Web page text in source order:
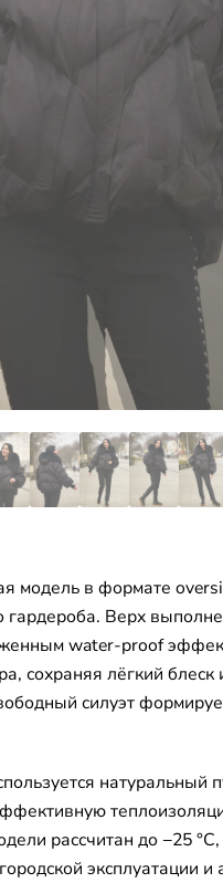
модель в формате
гардероба. Верх
water-proof
сохраняя лёгкий блеск
силуэт
натуральный
рассчитан до −25
эксплуатации и